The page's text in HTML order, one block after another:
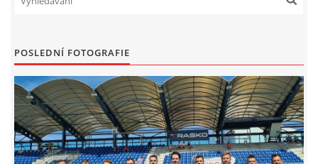
ARCHÍV
DOTACE
POSLEDNÍ FOTOGRAFIE